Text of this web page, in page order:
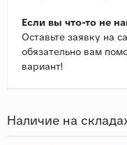
Если вы что-то не
Оставьте заявку на
обязательно вам
вариант!
Наличие на